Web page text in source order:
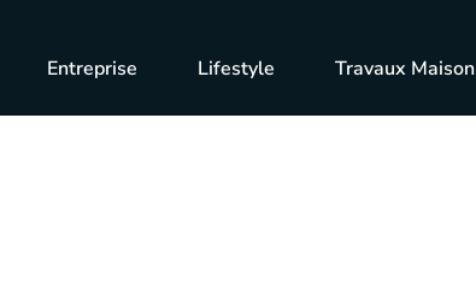
Entreprise Lifestyle Travaux Maison